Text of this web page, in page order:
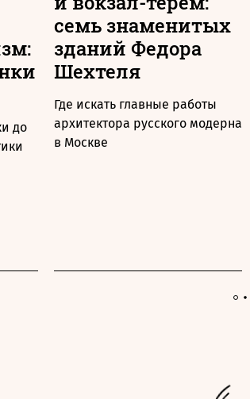
до
семь знаменитых
зданий Федора
Шехтеля
Где искать главные работы
архитектора русского модерна
в Москве